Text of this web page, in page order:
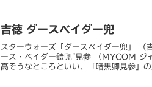
吉徳 ダースベイダー兜
スターウォーズ「ダースベイダー兜」
ース・ベイダー鎧兜"見参 （MYCOM
高そうなところといい、「暗黒卿見参」の